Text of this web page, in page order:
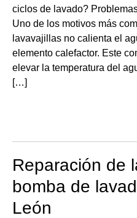
ciclos de lavado?
Uno de los motivos más
lavavajillas no calienta el
elemento calefactor. Este
elevar la temperatura del
[…]
Reparación de
bomba de
León